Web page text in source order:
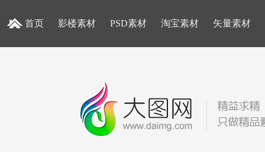
首页 影楼素材 PSD素材 淘宝素材 矢量素材